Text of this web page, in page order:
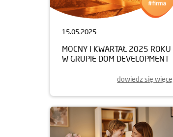
15.05.2025
MOCNY I KWARTAŁ 2025 ROKU
W GRUPIE DOM DEVELOPMENT
dowiedz się